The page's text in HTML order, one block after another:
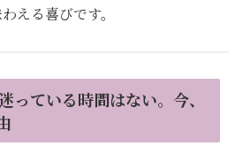
える喜びです。
っている時間はない。今、